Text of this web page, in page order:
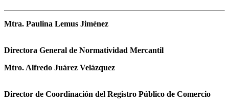
Mtra. Paulina Lemus Jiménez
Directora General de Normatividad Mercantil
Mtro. Alfredo Juárez Velázquez
Director de Coordinación del Registro Público de Comercio